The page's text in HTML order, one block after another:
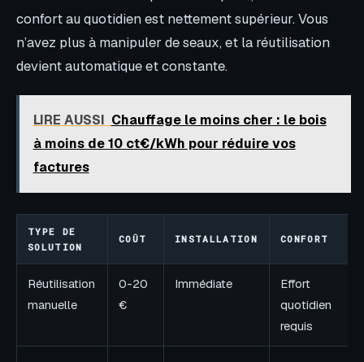
confort au quotidien est nettement supérieur. Vous
n’avez plus à manipuler de seaux, et la réutilisation
devient automatique et constante.
LIRE AUSSI Chauffage le moins cher : le bois
à moins de 10 ct€/kWh pour réduire vos
factures
TYPE DE
SOLUTION
COÛT INSTALLATION CONFORT
Réutilisation
manuelle
0-20
€
Immédiate
Effort
quotidien
requis